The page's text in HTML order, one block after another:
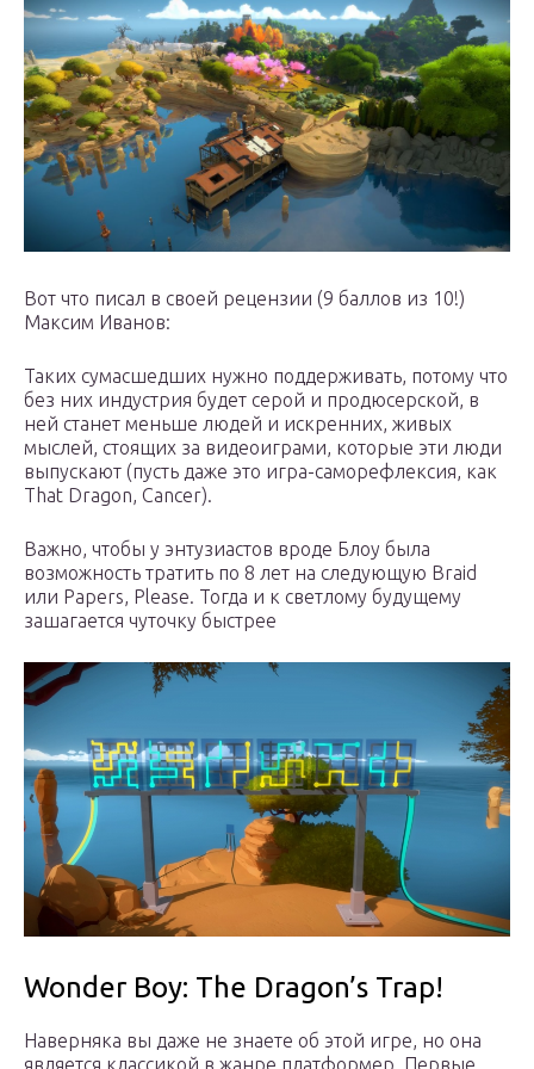
Вот что писал в своей рецензии (9 баллов из 10!)
Максим Иванов:
Таких сумасшедших нужно поддерживать, потому что
без них индустрия будет серой и продюсерской, в
ней станет меньше людей и искренних, живых
мыслей, стоящих за видеоиграми, которые эти люди
выпускают (пусть даже это игра-саморефлексия, как
That Dragon, Cancer).
Важно, чтобы у энтузиастов вроде Блоу была
возможность тратить по 8 лет на следующую Braid
или Papers, Please. Тогда и к светлому будущему
зашагается чуточку быстрее
Wonder Boy: The Dragon’s Trap!
Наверняка вы даже не знаете об этой игре, но она
является классикой в жанре платформер. Первые